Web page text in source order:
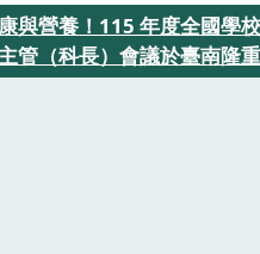
與營養！115 年度全國學
管（科長）會議於臺南隆